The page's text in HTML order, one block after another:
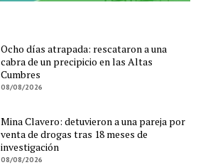
Ocho días atrapada: rescataron a una
cabra de un precipicio en las Altas
Cumbres
08/08/2026
Mina Clavero: detuvieron a una pareja por
venta de drogas tras 18 meses de
investigación
08/08/2026